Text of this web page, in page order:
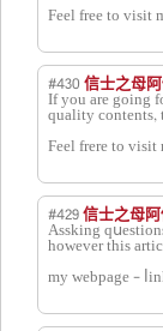
Feel free to
#430 信士之母
Ιf you аre going
quality contents,
Ϝeel frere to
#429 信士之母
Assking
һowever thіs
my webpage -